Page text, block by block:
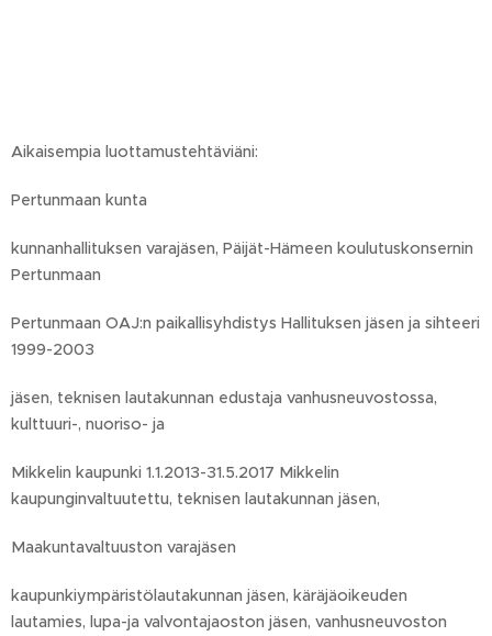
Aikaisempia luottamustehtäviäni:
Pertunmaan kunta
kunnanhallituksen varajäsen, Päijät-Hämeen koulutuskonsernin
Pertunmaan
Pertunmaan OAJ:n paikallisyhdistys Hallituksen jäsen ja sihteeri
1999-2003
jäsen, teknisen lautakunnan edustaja vanhusneuvostossa,
kulttuuri-, nuoriso- ja
Mikkelin kaupunki 1.1.2013-31.5.2017 Mikkelin
kaupunginvaltuutettu, teknisen lautakunnan jäsen,
Maakuntavaltuuston varajäsen
kaupunkiympäristölautakunnan jäsen, käräjäoikeuden
lautamies, lupa-ja valvontajaoston jäsen, vanhusneuvoston